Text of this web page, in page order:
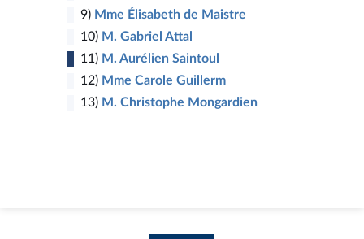
9) Mme Élisabeth de Maistre
10) M. Gabriel Attal
11) M. Aurélien Saintoul
12) Mme Carole Guillerm
13) M. Christophe Mongardien